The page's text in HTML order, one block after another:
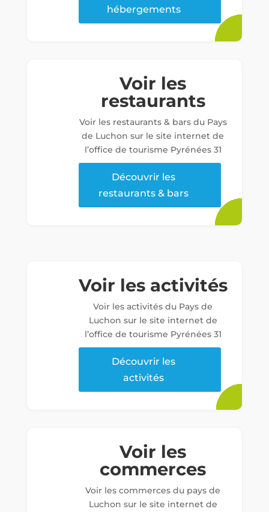
hébergements
Voir les
restaurants
Voir les restaurants & bars du Pays
de Luchon sur le site internet de
l’office de tourisme Pyrénées 31
Découvrir les
restaurants & bars
Voir les activités
Voir les activités du Pays de
Luchon sur le site internet de
l’office de tourisme Pyrénées 31
Découvrir les
activités
Voir les
commerces
Voir les commerces du pays de
Luchon sur le site internet de